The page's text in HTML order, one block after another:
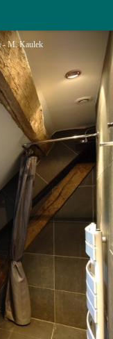
- M. Kaulek